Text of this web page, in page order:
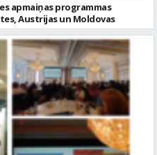
apmaiņas programmas
Austrijas un Moldovas